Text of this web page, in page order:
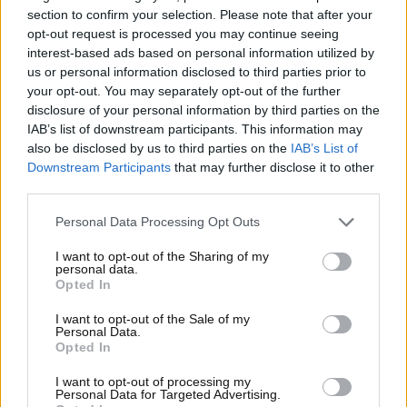
section to confirm your selection. Please note that after your
opt-out request is processed you may continue seeing
interest-based ads based on personal information utilized by
us or personal information disclosed to third parties prior to
your opt-out. You may separately opt-out of the further
disclosure of your personal information by third parties on the
IAB’s list of downstream participants. This information may
also be disclosed by us to third parties on the IAB’s List of
Downstream Participants that may further disclose it to other
Personal Data Processing Opt Outs
I want to opt-out of the Sharing of my
personal data.
Opted In
I want to opt-out of the Sale of my
Personal Data.
Opted In
I want to opt-out of processing my
Personal Data for Targeted Advertising.
quattro stelle, penalizzate da carenze nei crash test e
nei sistemi avanzati di assistenza alla guida (ADAS).
In particolare, la MG 3 ha evidenziato un grave e
raro problema nel meccanismo di blocco del sedile
conducente durante il crash test frontale, con
conseguente torsionedel sedile e rischi per la
sicurezza degli occupanti. Nonostante la gravità
del difetto, i protocolli Euro NCAP non hanno
consentito una riduzionedel punteggio, anche se il
caso è stato segnalato alle autorità competenti per
aggiornamenti tecnici a partire da agosto per il
sedile e da ottobre per l’airbag, ma senza interventi